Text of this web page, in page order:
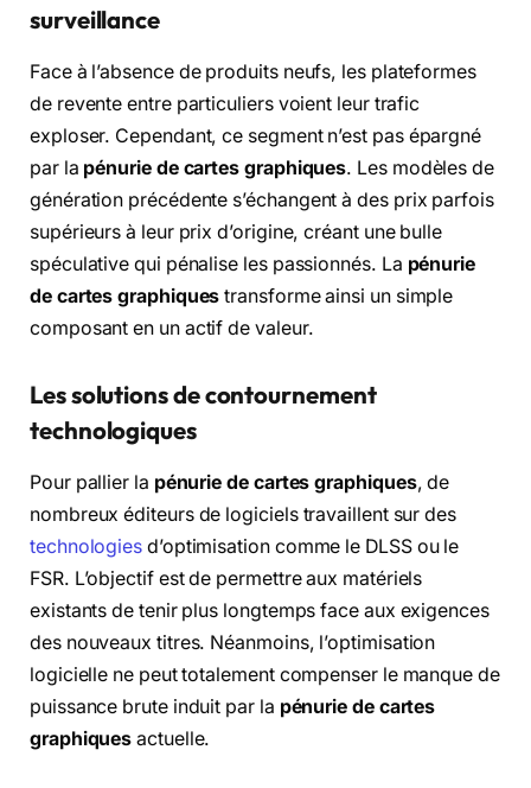
surveillance
Face à l’absence de produits neufs, les plateformes
de revente entre particuliers voient leur trafic
exploser. Cependant, ce segment n’est pas épargné
par la pénurie de cartes graphiques. Les modèles de
génération précédente s’échangent à des prix parfois
supérieurs à leur prix d’origine, créant une bulle
spéculative qui pénalise les passionnés. La pénurie
de cartes graphiques transforme ainsi un simple
composant en un actif de valeur.
Les solutions de contournement
technologiques
Pour pallier la pénurie de cartes graphiques, de
nombreux éditeurs de logiciels travaillent sur des
technologies d’optimisation comme le DLSS ou le
FSR. L’objectif est de permettre aux matériels
existants de tenir plus longtemps face aux exigences
des nouveaux titres. Néanmoins, l’optimisation
logicielle ne peut totalement compenser le manque de
puissance brute induit par la pénurie de cartes
graphiques actuelle.